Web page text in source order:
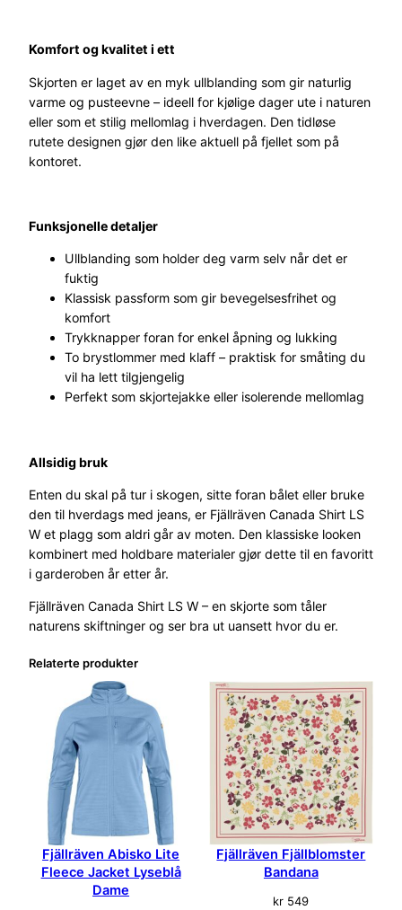
h
r
t
L
o
n
l
t
Komfort og kvalitet i ett
Skjorten er laget av en myk ullblanding som gir naturlig
varme og pusteevne – ideell for kjølige dager ute i naturen
eller som et stilig mellomlag i hverdagen. Den tidløse
rutete designen gjør den like aktuell på fjellet som på
kontoret.
Funksjonelle detaljer
Ullblanding som holder deg varm selv når det er
fuktig
Klassisk passform som gir bevegelsesfrihet og
komfort
Trykknapper foran for enkel åpning og lukking
To brystlommer med klaff – praktisk for småting du
vil ha lett tilgjengelig
Perfekt som skjortejakke eller isolerende mellomlag
Allsidig bruk
Enten du skal på tur i skogen, sitte foran bålet eller bruke
den til hverdags med jeans, er Fjällräven Canada Shirt LS
W et plagg som aldri går av moten. Den klassiske looken
kombinert med holdbare materialer gjør dette til en favoritt
i garderoben år etter år.
Fjällräven Canada Shirt LS W – en skjorte som tåler
naturens skiftninger og ser bra ut uansett hvor du er.
Relaterte produkter
Fjällräven Abisko Lite
Fleece Jacket Lyseblå
Dame
Fjällräven Fjällblomster
Bandana
kr 549